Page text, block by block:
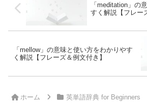
「meditation」の
すく解説【フレー
「mellow」の意味と使い方をわかりやす
く解説【フレーズ＆例文付き】
ホーム 英単語辞典 for Beginners